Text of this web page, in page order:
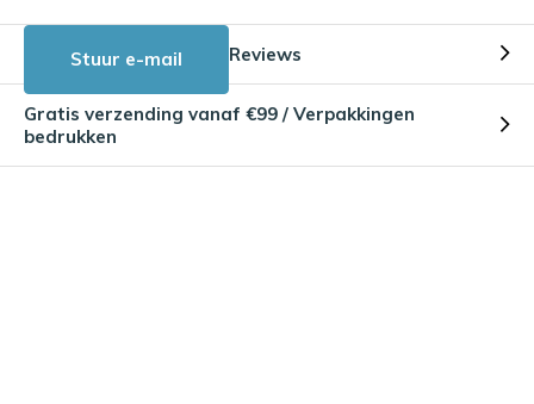
Stuur e-mail Reviews
Gratis verzending vanaf €99 / Verpakkingen
bedrukken